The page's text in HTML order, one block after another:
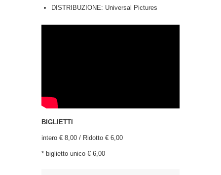
DISTRIBUZIONE: Universal Pictures
BIGLIETTI
intero € 8,00 / Ridotto € 6,00
* biglietto unico € 6,00